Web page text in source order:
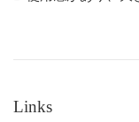
Links